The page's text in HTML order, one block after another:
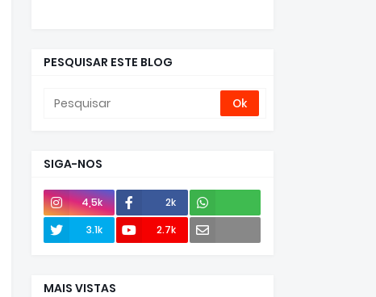
PESQUISAR ESTE BLOG
SIGA-NOS
4,5k
2k
3.1k
2.7k
MAIS VISTAS